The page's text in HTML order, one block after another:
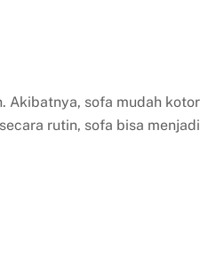
Akibatnya, sofa mudah kotor
rutin, sofa bisa menjadi